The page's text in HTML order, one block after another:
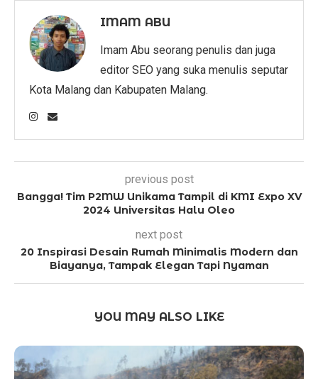
IMAM ABU
Imam Abu seorang penulis dan juga
editor SEO yang suka menulis seputar
Kota Malang dan Kabupaten Malang.
previous post
Bangga! Tim P2MW Unikama Tampil di KMI Expo XV
2024 Universitas Halu Oleo
next post
20 Inspirasi Desain Rumah Minimalis Modern dan
Biayanya, Tampak Elegan Tapi Nyaman
YOU MAY ALSO LIKE